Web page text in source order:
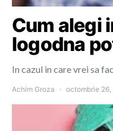
Cum alegi
logodna
In cazul in care vrei sa
Achim Groza octombrie